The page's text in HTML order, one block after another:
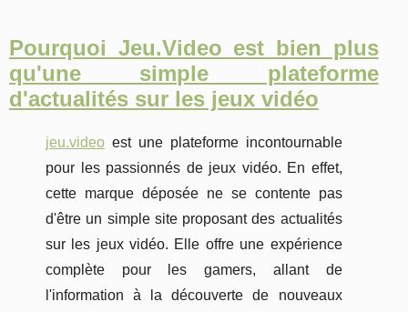
Pourquoi Jeu.Video est bien plus
qu'une simple plateforme
d'actualités sur les jeux vidéo
jeu.video est une plateforme incontournable
pour les passionnés de jeux vidéo. En effet,
cette marque déposée ne se contente pas
d'être un simple site proposant des actualités
sur les jeux vidéo. Elle offre une expérience
complète pour les gamers, allant de
l'information à la découverte de nouveaux